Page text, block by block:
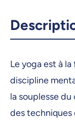
Le yoga est à
discipline
la souplesse
des techniques